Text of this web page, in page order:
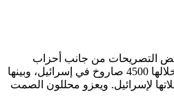
بعض التصريحات من جانب أحزاب
اليمين، بغرض المناكفة وحسب. لكن أحزاب الوسط – اليسار لم تقل كلمة واحدة عن هذه الحرب، التي استمرت 51 يوما، وهي فترة طويلة جدا بالمفاهيم الإسرائيلية، سقط خلالها 4500 صاروخ في إسرائيل، وبينها
لإسرائيل. ويعزو محللون الصمت